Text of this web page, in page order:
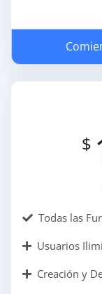
$
Todas las
Usuarios
Creación y